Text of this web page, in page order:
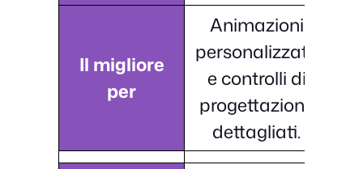
Il migliore
per
Animazioni
personalizzate
e controlli di
progettazione
dettagliati.